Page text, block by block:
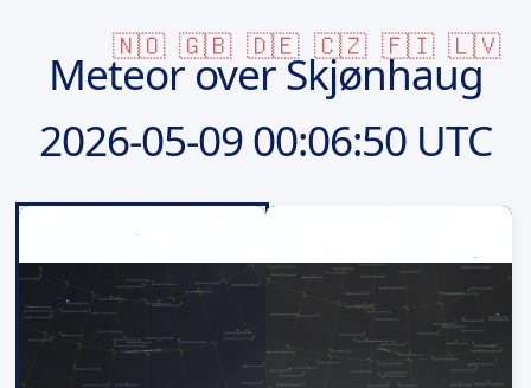
🇳🇴 🇬🇧 🇩🇪 🇨🇿 🇫🇮 🇱🇻
Meteor over Skjønhaug
2026-05-0900:06:50 UTC